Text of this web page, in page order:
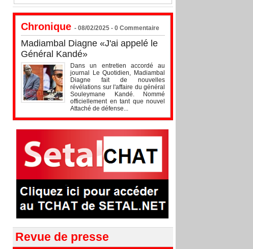
Chronique - 08/02/2025 - 0 Commentaire
Madiambal Diagne «J'ai appelé le
Général Kandé»
Dans un entretien accordé au
journal Le Quotidien, Madiambal
Diagne fait de nouvelles
révélations sur l'affaire du général
Souleymane Kandé. Nommé
officiellement en tant que nouvel
Attaché de défense...
Revue de presse